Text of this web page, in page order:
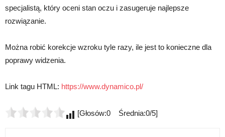
specjalistą, który oceni stan oczu i zasugeruje najlepsze
rozwiązanie.
Można robić korekcje wzroku tyle razy, ile jest to konieczne dla
poprawy widzenia.
Link tagu HTML: https://www.dynamico.pl/
[Głosów:0 Średnia:0/5]